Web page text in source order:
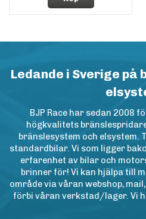
Ledande i Sverige på
BJP Race har sedan 2008
högkvalitets
bränslesystem och elsystem.
standardbilar. Vi som ligger
erfarenhet av bilar och
brinner för! Vi kan hjälpa till
område via våran webshop,
förbi våran verkstad/lager. Vi